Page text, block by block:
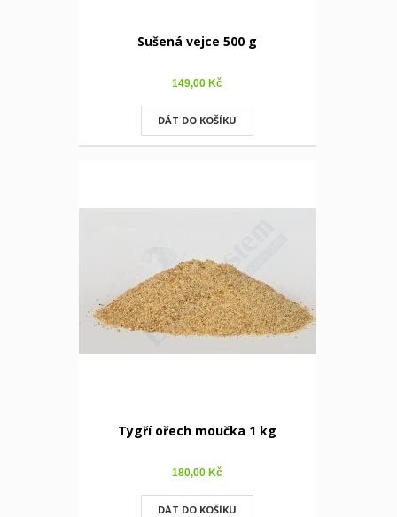
Sušená vejce 500 g
149,00 Kč
DÁT DO KOŠÍKU
Tygří ořech moučka 1 kg
180,00 Kč
DÁT DO KOŠÍKU